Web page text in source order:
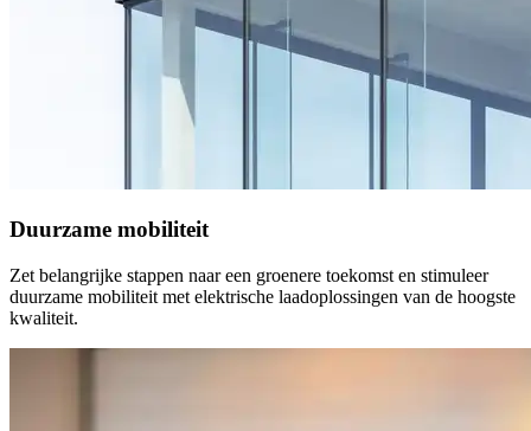
Duurzame mobiliteit
Zet belangrijke stappen naar een groenere toekomst en stimuleer
duurzame mobiliteit met elektrische laadoplossingen van de hoogste
kwaliteit.